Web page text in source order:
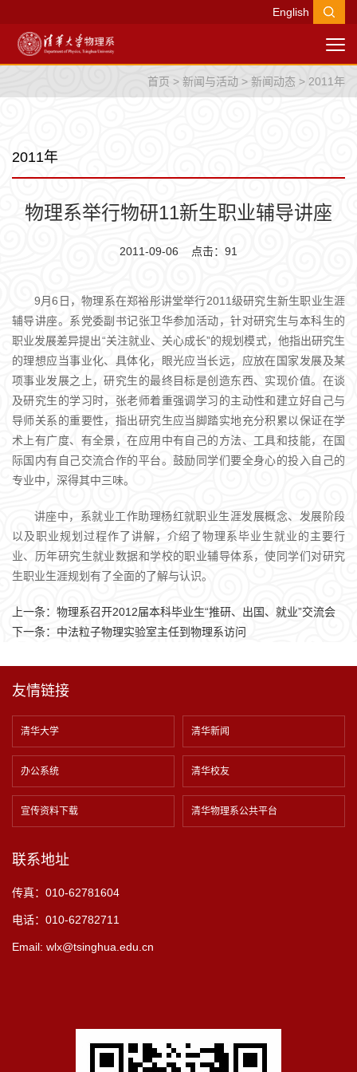
English
首页 > 新闻与活动 > 新闻动态 > 2011年
2011年
物理系举行物研11新生职业辅导讲座
2011-09-06 点击： 91
9月6日，物理系在郑裕彤讲堂举行2011级研究生新生职业生涯
辅导讲座。系党委副书记张卫华参加活动，针对研究生与本科生的
职业发展差异提出“关注就业、关心成长”的规划模式，他指出研究生
的理想应当事业化、具体化，眼光应当长远，应放在国家发展及某
项事业发展之上，研究生的最终目标是创造东西、实现价值。在谈
及研究生的学习时，张老师着重强调学习的主动性和建立好自己与
导师关系的重要性，指出研究生应当脚踏实地充分积累以保证在学
术上有广度、有全景，在应用中有自己的方法、工具和技能，在国
际国内有自己交流合作的平台。鼓励同学们要全身心的投入自己的
专业中，深得其中三味。
讲座中，系就业工作助理杨红就职业生涯发展概念、发展阶段
以及职业规划过程作了讲解，介绍了物理系毕业生就业的主要行
业、历年研究生就业数据和学校的职业辅导体系，使同学们对研究
生职业生涯规划有了全面的了解与认识。
上一条： 物理系召开2012届本科毕业生“推研、出国、就业”交流会
下一条： 中法粒子物理实验室主任到物理系访问
友情链接
清华大学 清华新闻
办公系统 清华校友
宣传资料下载 清华物理系公共平台
联系地址
传真：010-62781604
电话：010-62782711
Email: wlx@tsinghua.edu.cn